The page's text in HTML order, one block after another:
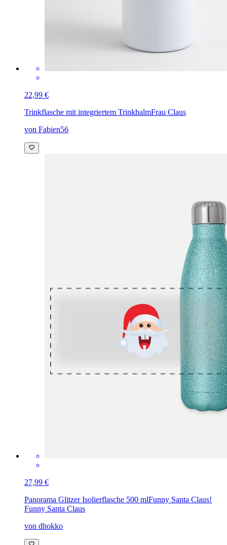
22,99 €
Trinkflasche mit integriertem TrinkhalmFrau Claus
von Fabien56
27,99 €
Panorama Glitzer Isolierflasche 500 mlFunny Santa Claus!
Funny Santa Claus
von dhokko